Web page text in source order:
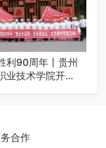
利90周年丨贵州
业技术学院开
合作